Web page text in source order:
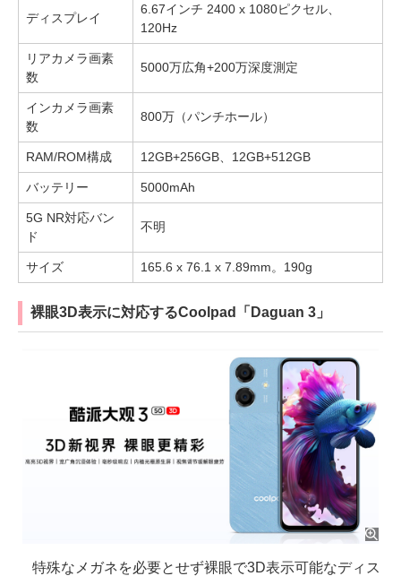
ディスプレイ
6.67インチ 2400 x 1080ピクセル、
120Hz
リアカメラ画素
数
5000万広角+200万深度測定
インカメラ画素
数
800万（パンチホール）
RAM/ROM構成 12GB+256GB、12GB+512GB
バッテリー 5000mAh
5G NR対応バン
ド
不明
サイズ 165.6 x 76.1 x 7.89mm。190g
裸眼3D表示に対応するCoolpad「Daguan 3」
特殊なメガネを必要とせず裸眼で3D表示可能なディス